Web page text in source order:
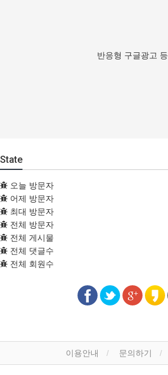
반응형 구글광고 등
State
오늘 방문자
어제 방문자
최대 방문자
전체 방문자
전체 게시물
전체 댓글수
전체 회원수
이용안내 문의하기